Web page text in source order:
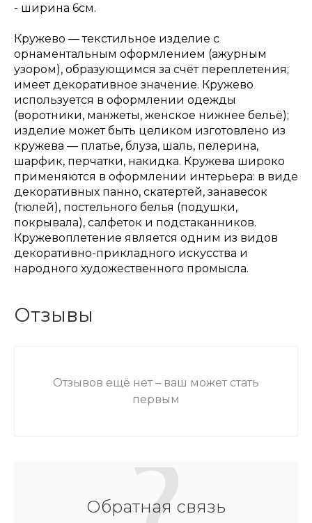
- ширина 6см.
Кружево — текстильное изделие с
орнаментальным оформлением (ажурным
узором), образующимся за счёт переплетения;
имеет декоративное значение. Кружево
используется в оформлении одежды
(воротники, манжеты, женское нижнее бельё);
изделие может быть целиком изготовлено из
кружева — платье, блуза, шаль, пелерина,
шарфик, перчатки, накидка. Кружева широко
применяются в оформлении интерьера: в виде
декоративных панно, скатертей, занавесок
(тюлей), постельного белья (подушки,
покрывала), салфеток и подстаканников.
Кружевоплетение является одним из видов
декоративно-прикладного искусства и
народного художественного промысла.
Отзывы
Отзывов ещё нет – ваш может стать
первым
Обратная связь